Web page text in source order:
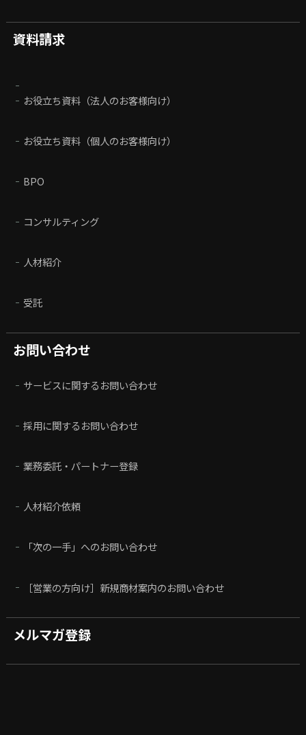
資料請求
お役立ち資料（法人のお客様向け）
お役立ち資料（個人のお客様向け）
BPO
コンサルティング
人材紹介
受託
お問い合わせ
サービスに関するお問い合わせ
採用に関するお問い合わせ
業務委託・パートナー登録
人材紹介依頼
「次の一手」へのお問い合わせ
［営業の方向け］新規商材案内のお問い合わせ
メルマガ登録